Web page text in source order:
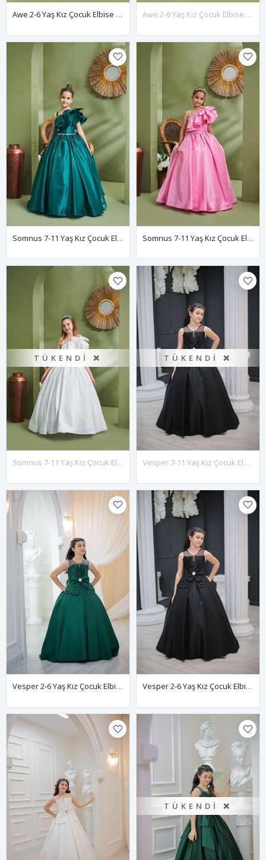
Awe 2-6 Yaş Kız Çocuk Elbise 20166 Yeşil Awe 2-6 Yaş Kız Çocuk Elbise 20166 Somon
Somnus 7-11 Yaş Kız Çocuk Elbise 30156 Yeşil Somnus 7-11 Yaş Kız Çocuk Elbise 30156 Pembe
TÜKENDI ❌
Somnus 7-11 Yaş Kız Çocuk Elbise 30156 Kırık Beyaz
TÜKENDI ❌
Vesper 7-11 Yaş Kız Çocuk Elbise 30136 Siyah
Vesper 2-6 Yaş Kız Çocuk Elbise 20136 Yeşil Vesper 2-6 Yaş Kız Çocuk Elbise 20136 Siyah
TÜKENDI ❌